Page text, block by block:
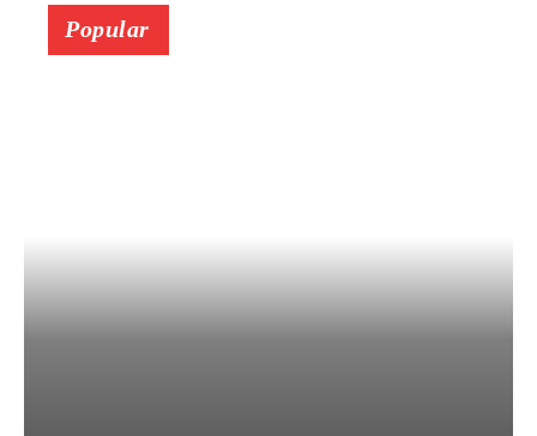
Popular